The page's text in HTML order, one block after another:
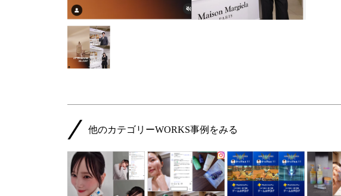
他のカテゴリーWORKS事例をみる